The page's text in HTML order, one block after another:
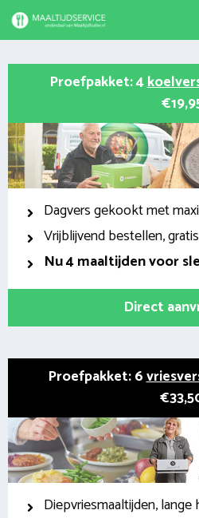
Spring
naar
Proefpakket: 4
Dagvers gekookt met
Vrijblijvend bestellen,
Nu4 maaltijden voor
Direct
Proefpakket: 6
Diepvriesmaaltijden,